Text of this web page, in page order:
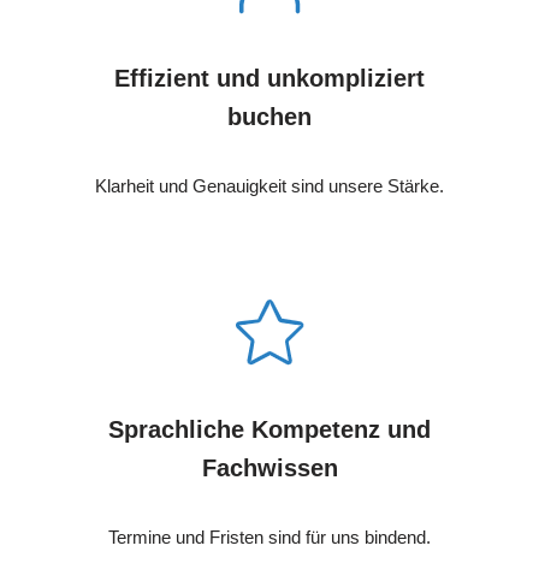
Effizient und unkompliziert
buchen
Klarheit und Genauigkeit sind unsere Stärke.
Sprachliche Kompetenz und
Fachwissen
Termine und Fristen sind für uns bindend.